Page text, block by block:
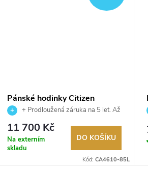
Pánské hodinky Citizen
CA4610-85L
+ Prodloužená záruka na 5 let. Až
100 dní na vrácení zboží. Autorizovaný
prodejce.
11 700 Kč
Na externím
skladu
DO KOŠÍKU
Kód: CA4610-85L